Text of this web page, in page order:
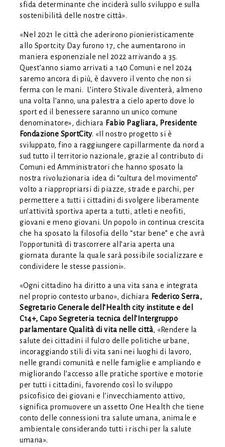
sfida determinante che inciderà sullo sviluppo e sulla
sostenibilità delle nostre città».
«Nel 2021 le città che aderirono pionieristicamente
allo Sportcity Day furono 17, che aumentarono in
maniera esponenziale nel 2022 arrivando a 35.
Quest’anno siamo arrivati a 140 Comuni e nel 2024
saremo ancora di più, è davvero il vento che non si
ferma con le mani. L’intero Stivale diventerà, almeno
una volta l’anno, una palestra a cielo aperto dove lo
sport ed il benessere saranno un unico comune
denominatore», dichiara Fabio Pagliara, Presidente
Fondazione SportCity. «Il nostro progetto si è
sviluppato, fino a raggiungere capillarmente da nord a
sud tutto il territorio nazionale, grazie al contributo di
Comuni ed Amministratori che hanno sposato la
nostra rivoluzionaria idea di “cultura del movimento”
volto a riappropriarsi di piazze, strade e parchi, per
permettere a tutti i cittadini di svolgere liberamente
un’attività sportiva aperta a tutti, atleti e neofiti,
giovani e meno giovani. Un popolo in continua crescita
che ha sposato la filosofia dello “star bene” e che avrà
l’opportunità di trascorrere all’aria aperta una
giornata durante la quale sarà possibile socializzare e
condividere le stesse passioni».
«Ogni cittadino ha diritto a una vita sana e integrata
nel proprio contesto urbano», dichiara Federico Serra,
Segretario Generale dell’Health city institute e del
C14+, Capo Segreteria tecnica dell’Intergruppo
parlamentare Qualità di vita nelle città, «Rendere la
salute dei cittadini il fulcro delle politiche urbane,
incoraggiando stili di vita sani nei luoghi di lavoro,
nelle grandi comunità e nelle famiglie e ampliando e
migliorando l’accesso alle pratiche sportive e motorie
per tutti i cittadini, favorendo così lo sviluppo
psicofisico dei giovani e l’invecchiamento attivo,
significa promuovere un assetto One Health che tiene
conto delle connessioni tra salute umana, animale e
ambientale considerando tutti i rischi per la salute
umana».